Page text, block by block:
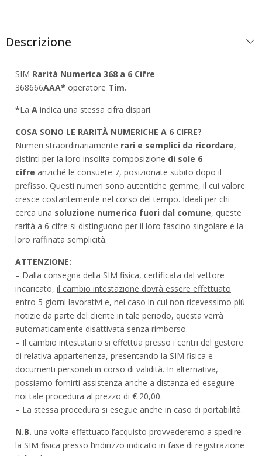
Descrizione
SIM Rarità Numerica 368 a 6 Cifre
368666AAA* operatore Tim.
*La A indica una stessa cifra dispari.
COSA SONO LE RARITÀ NUMERICHE A 6 CIFRE?
Numeri straordinariamente rari e semplici da ricordare,
distinti per la loro insolita composizione di sole 6
cifre anziché le consuete 7, posizionate subito dopo il
prefisso. Questi numeri sono autentiche gemme, il cui valore
cresce costantemente nel corso del tempo. Ideali per chi
cerca una soluzione numerica fuori dal comune, queste
rarità a 6 cifre si distinguono per il loro fascino singolare e la
loro raffinata semplicità.
ATTENZIONE:
– Dalla consegna della SIM fisica, certificata dal vettore
incaricato, il cambio intestazione dovrà essere effettuato
entro 5 giorni lavorativi e, nel caso in cui non ricevessimo più
notizie da parte del cliente in tale periodo, questa verrà
automaticamente disattivata senza rimborso.
– Il cambio intestatario si effettua presso i centri del gestore
di relativa appartenenza, presentando la SIM fisica e
documenti personali in corso di validità. In alternativa,
possiamo fornirti assistenza anche a distanza ed eseguire
noi tale procedura al prezzo di € 20,00.
– La stessa procedura si esegue anche in caso di portabilità.
N.B. una volta effettuato l’acquisto provvederemo a spedire
la SIM fisica presso l’indirizzo indicato in fase di registrazione